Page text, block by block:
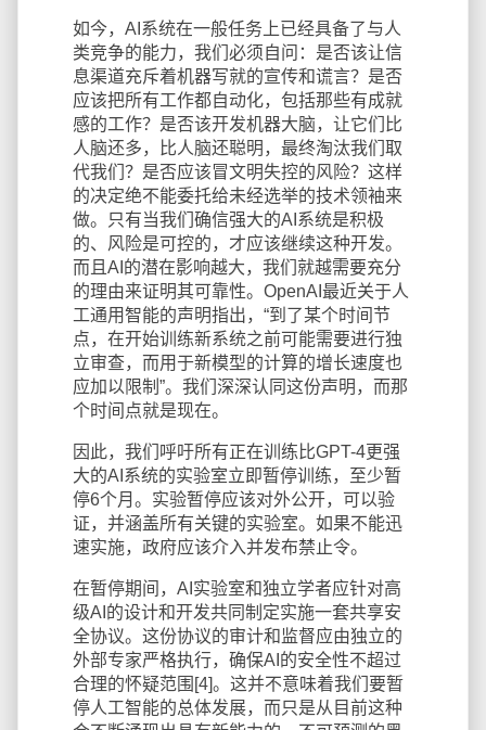
如今，AI系统在一般任务上已经具备了与人
类竞争的能力，我们必须自问：是否该让信
息渠道充斥着机器写就的宣传和谎言？是否
应该把所有工作都自动化，包括那些有成就
感的工作？是否该开发机器大脑，让它们比
人脑还多，比人脑还聪明，最终淘汰我们取
代我们？是否应该冒文明失控的风险？这样
的决定绝不能委托给未经选举的技术领袖来
做。只有当我们确信强大的AI系统是积极
的、风险是可控的，才应该继续这种开发。
而且AI的潜在影响越大，我们就越需要充分
的理由来证明其可靠性。OpenAI最近关于人
工通用智能的声明指出，“到了某个时间节
点，在开始训练新系统之前可能需要进行独
立审查，而用于新模型的计算的增长速度也
应加以限制”。我们深深认同这份声明，而那
个时间点就是现在。
因此，我们呼吁所有正在训练比GPT-4更强
大的AI系统的实验室立即暂停训练，至少暂
停6个月。实验暂停应该对外公开，可以验
证，并涵盖所有关键的实验室。如果不能迅
速实施，政府应该介入并发布禁止令。
在暂停期间，AI实验室和独立学者应针对高
级AI的设计和开发共同制定实施一套共享安
全协议。这份协议的审计和监督应由独立的
外部专家严格执行，确保AI的安全性不超过
合理的怀疑范围[4]。这并不意味着我们要暂
停人工智能的总体发展，而只是从目前这种